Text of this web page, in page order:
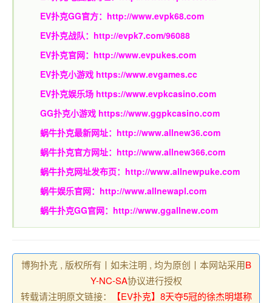
EV扑克GG官方： http://www.evpk68.com
EV扑克战队： http://evpk7.com/96088
EV扑克官网： http://www.evpukes.com
EV扑克小游戏 https://www.evgames.cc
EV扑克娱乐场 https://www.evpkcasino.com
GG扑克小游戏 https://www.ggpkcasino.com
蜗牛扑克最新网址： http://www.allnew36.com
蜗牛扑克官方网址： http://www.allnew366.com
蜗牛扑克网址发布页： http://www.allnewpuke.com
蜗牛娱乐官网： http://www.allnewapl.com
蜗牛扑克GG官网： http://www.ggallnew.com
博狗扑克 , 版权所有丨如未注明 , 均为原创丨本网站采用B
Y-NC-SA协议进行授权
转载请注明原文链接：
【EV扑克】8天夺5冠的徐杰明堪称